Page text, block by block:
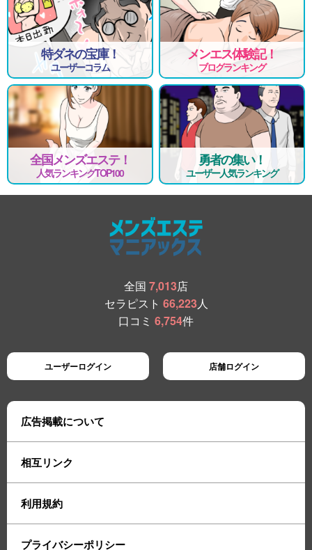
特ダネの宝庫！
ユーザーコラム
メンエス体験記！
ブログランキング
全国メンズエステ！
人気ランキングTOP100
勇者の集い！
ユーザー人気ランキング
全国 7,013店
セラピスト 66,223人
口コミ 6,754件
ユーザーログイン 店舗ログイン
広告掲載について
相互リンク
利用規約
プライバシーポリシー